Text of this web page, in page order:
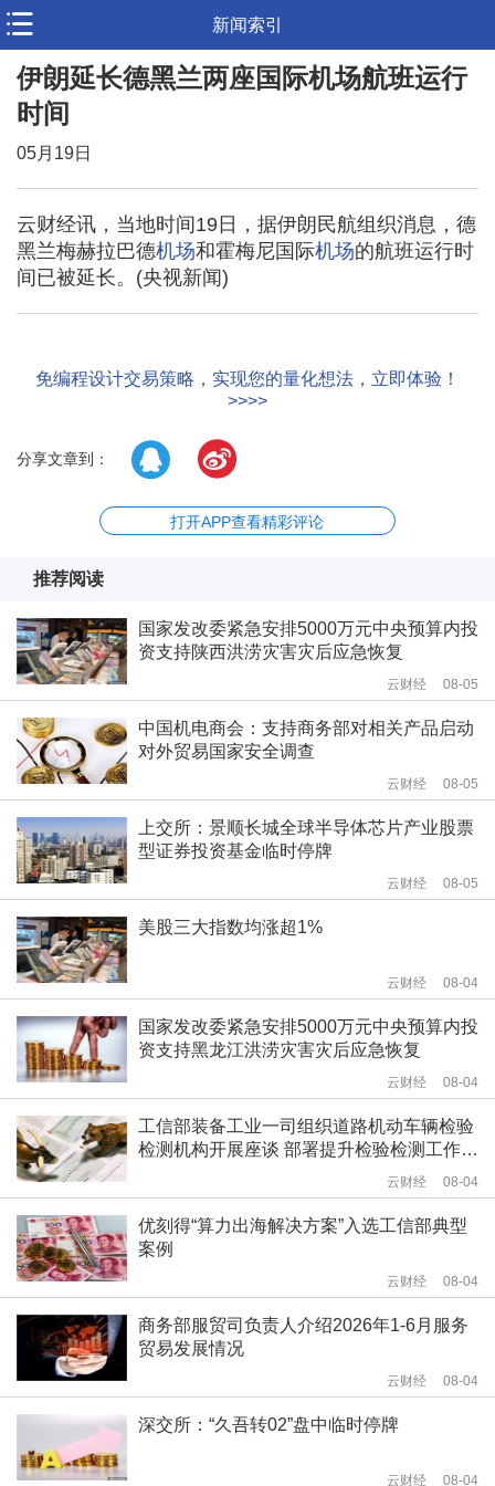
新闻索引
伊朗延长德黑兰两座国际机场航班运行
时间
05月19日
云财经讯，当地时间19日，据伊朗民航组织消息，德
黑兰梅赫拉巴德机场和霍梅尼国际机场的航班运行时
间已被延长。(央视新闻)
免编程设计交易策略，实现您的量化想法，立即体验！
>>>>
分享文章到：
打开APP查看精彩评论
推荐阅读
国家发改委紧急安排5000万元中央预算内投
资支持陕西洪涝灾害灾后应急恢复
云财经 08-05
中国机电商会：支持商务部对相关产品启动
对外贸易国家安全调查
云财经 08-05
上交所：景顺长城全球半导体芯片产业股票
型证券投资基金临时停牌
云财经 08-05
美股三大指数均涨超1%
云财经 08-04
国家发改委紧急安排5000万元中央预算内投
资支持黑龙江洪涝灾害灾后应急恢复
云财经 08-04
工信部装备工业一司组织道路机动车辆检验
检测机构开展座谈 部署提升检验检测工作质
云财经 08-04
优刻得“算力出海解决方案”入选工信部典型
案例
云财经 08-04
商务部服贸司负责人介绍2026年1-6月服务
贸易发展情况
云财经 08-04
深交所：“久吾转02”盘中临时停牌
云财经 08-04